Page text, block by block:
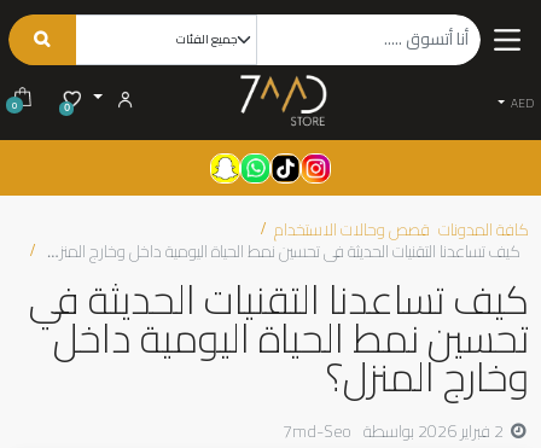
AED
0
0
كافة المدونات قصص وحالات الاستخدام
كيف تساعدنا التقنيات الحديثة في تحسين نمط الحياة اليومية داخل وخارج المنزل؟
كيف تساعدنا التقنيات الحديثة في
تحسين نمط الحياة اليومية داخل
وخارج المنزل؟
2 فبراير 2026 بواسطة 7md-Seo